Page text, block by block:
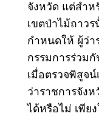
จังหวัด แต่สำ
เขตป่าไม้ถาว
กำหนดให้ ผู้ว่า
กรรมการร่วม
เมื่อตรวจพิสูจ
ว่าราชการจัง
ได้หรือไม่ เพีย